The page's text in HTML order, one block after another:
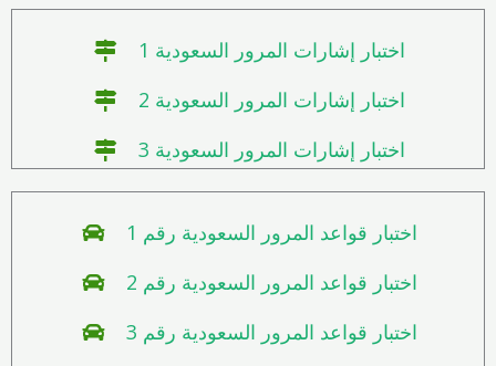
اختبار إشارات المرور السعودية 1
اختبار إشارات المرور السعودية 2
اختبار إشارات المرور السعودية 3
اختبار قواعد المرور السعودية رقم 1
اختبار قواعد المرور السعودية رقم 2
اختبار قواعد المرور السعودية رقم 3